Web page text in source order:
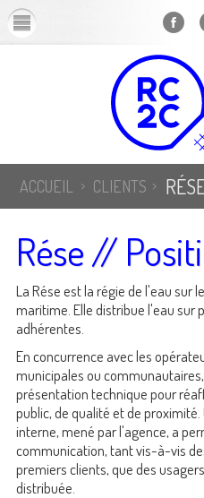
ACCUEIL CLIENTS
Rése //
La Rése est la régie de l'eau sur
maritime. Elle distribue l'eau sur
adhérentes.
En concurrence avec les
municipales ou
présentation technique pour
public, de qualité et de
interne, mené par l'agence, a
communication, tant vis-à-vis
premiers clients, que des
distribuée.